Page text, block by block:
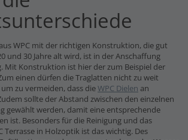
WPC mit der richtigen Konstruktion, die gut
und 30 Jahre alt wird, ist in der Anschaffung
Mit Konstruktion ist hier der zum Beispiel der
einen dürfen die Traglatten nicht zu weit
zu vermeiden, dass dieWPC Dielen an
sollte der Abstand zwischen den einzelnen
gewählt werden, damit eine entsprechende
ist. Besonders für die Reinigung und das
Terrasse in Holzoptik ist das wichtig. Des